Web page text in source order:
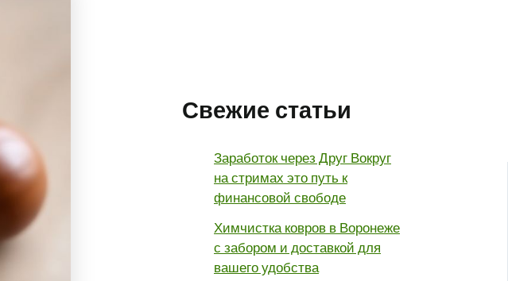
Свежие статьи
Заработок через Друг Вокруг
на стримах это путь к
финансовой свободе
Химчистка ковров в Воронеже
с забором и доставкой для
вашего удобства